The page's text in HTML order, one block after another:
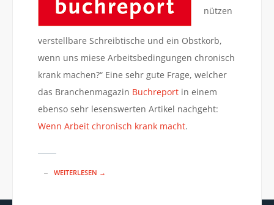
nützen
verstellbare Schreibtische und ein Obstkorb,
wenn uns miese Arbeitsbedingungen chronisch
krank machen?“ Eine sehr gute Frage, welcher
das Branchenmagazin Buchreportin einem
ebenso sehr lesenswerten Artikel nachgeht:
Wenn Arbeit chronisch krank macht.
WEITERLESEN →